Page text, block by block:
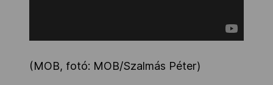
(MOB, fotó: MOB/Szalmás Péter)